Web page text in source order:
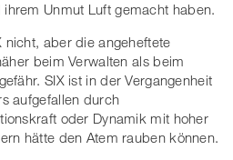
Unmut Luft gemacht haben.
nicht, aber die angeheftete
beim Verwalten als beim
SIX ist in der Vergangenheit
aufgefallen durch
oder Dynamik mit hoher
hätte den Atem rauben können.